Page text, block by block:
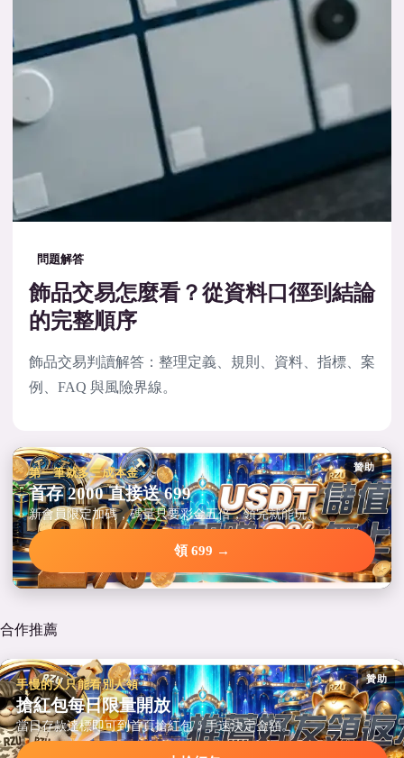
問題解答
飾品交易怎麼看？從資料口徑到結論
的完整順序
飾品交易判讀解答：整理定義、規則、資料、指標、案
例、FAQ 與風險界線。
贊助
第一筆就多三成本金
首存 2000 直接送 699
新會員限定加碼，碼量只要彩金五倍，領完就能玩。
領 699 →
合作推薦
贊助
手慢的人只能看別人領
搶紅包每日限量開放
當日存款達標即可到首頁搶紅包，手速決定金額。